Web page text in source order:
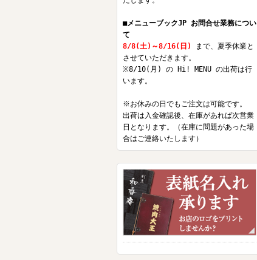
■メニューブックJP お問合せ業務につい
て
8/8(土)～8/16(日)
まで、夏季休業と
させていただきます。
※8/10(月) の Hi! MENU の出荷は行
います。
※お休みの日でもご注文は可能です。
出荷は入金確認後、在庫があれば次営業
日となります。（在庫に問題があった場
合はご連絡いたします）